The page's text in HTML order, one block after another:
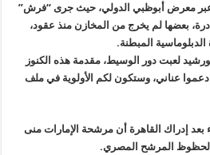
معرض أبوظبي الدولي، حيث جرى “فرش”
بعضها لم يخرج من المخازن منذ عقود،
المبطنة.
لعبت دور الوسيط، مقدمة هذه الكنوز
عناني، وستكون لكم الأولوية في ملف
بعد إدراك القاهرة أن مرشحة الإمارات منى
لحظوظ المرشح المصري.